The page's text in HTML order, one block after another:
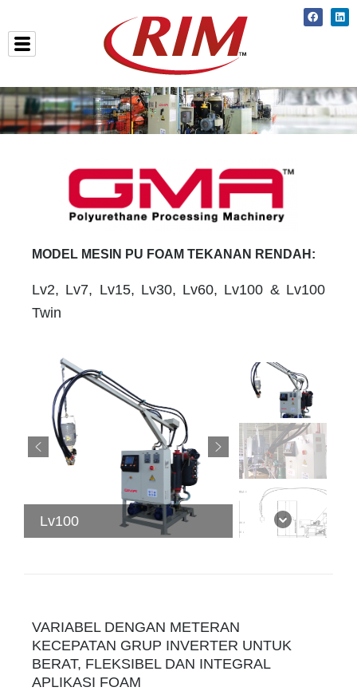
to
content
MODEL MESIN PU FOAM TEKANAN RENDAH:
Lv2, Lv7, Lv15, Lv30, Lv60, Lv100 & Lv100
Twin
Lv100
VARIABEL DENGAN METERAN
KECEPATAN GRUP INVERTER UNTUK
BERAT, FLEKSIBEL DAN INTEGRAL
APLIKASI FOAM